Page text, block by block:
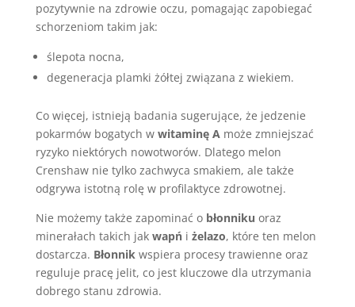
pozytywnie na zdrowie oczu, pomagając zapobiegać
schorzeniom takim jak:
ślepota nocna,
degeneracja plamki żółtej związana z wiekiem.
Co więcej, istnieją badania sugerujące, że jedzenie
pokarmów bogatych w witaminę Amoże zmniejszać
ryzyko niektórych nowotworów. Dlatego melon
Crenshaw nie tylko zachwyca smakiem, ale także
odgrywa istotną rolę w profilaktyce zdrowotnej.
Nie możemy także zapominać o błonniku oraz
minerałach takich jak wapńi żelazo, które ten melon
dostarcza. Błonnikwspiera procesy trawienne oraz
reguluje pracę jelit, co jest kluczowe dla utrzymania
dobrego stanu zdrowia.